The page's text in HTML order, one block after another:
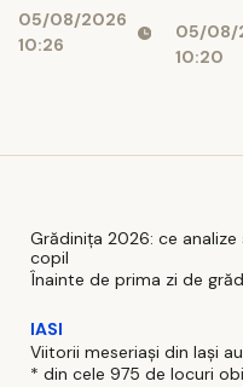
care o lași la
prima
05/08/2026
10:26
05/08/
10:20
Grădinița 2026: ce
copil
Înainte de prima zi de
IASI
Viitorii meseriași din Iași
* din cele 975 de locuri